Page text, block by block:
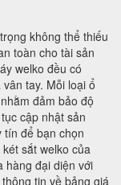
không thể thiếu
toàn cho tài sản
welko đều có
tay. Mỗi loại ổ
đảm bảo độ
cập nhật sản
tín để bạn chọn
sắt welko của
hàng đại diện với
tin về bảng giá